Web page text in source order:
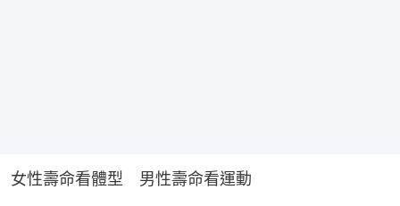
女性壽命看體型　男性壽命看運動